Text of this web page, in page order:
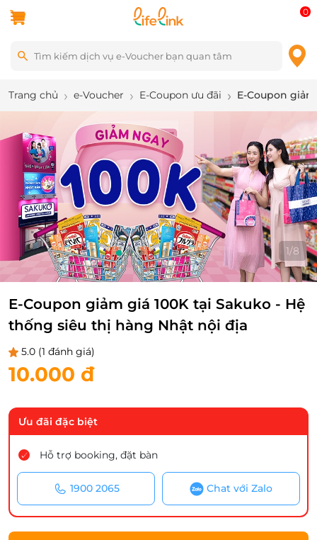
0
Trang chủ e-Voucher E-Coupon ưu đãi E-Coupon
1/8
E-Coupon giảm giá 100K tại Sakuko - Hệ
thống siêu thị hàng Nhật nội địa
5.0 (1 đánh giá)
10.000 đ
Ưu đãi đặc biệt
Hỗ trợ booking, đặt bàn
1900 2065 Chat với Zalo